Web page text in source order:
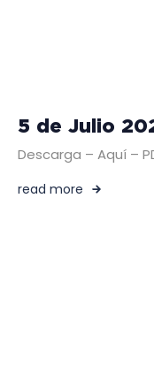
5 de Julio
Descarga – Aquí –
read more